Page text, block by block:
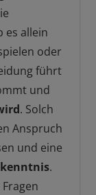
es allein
oder
führt
und
. Solch
Anspruch
und eine
.